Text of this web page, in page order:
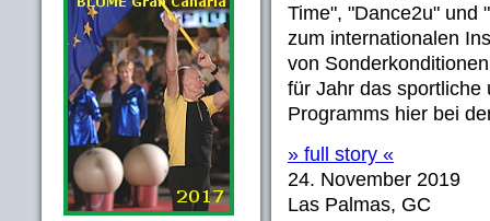
Time", "Dance2u" und
zum internationalen
von
für Jahr das sportliche
Programms hier bei
» full story «
24. November 2019
Las Palmas, GC